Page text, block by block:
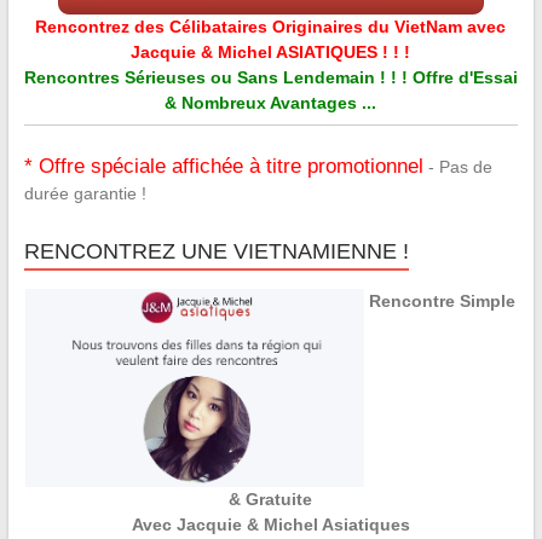
Rencontrez des Célibataires Originaires du VietNam avec
Jacquie & Michel ASIATIQUES ! ! !
Rencontres Sérieuses ou Sans Lendemain ! ! ! Offre d'Essai
& Nombreux Avantages ...
* Offre spéciale affichée à titre promotionnel - Pas de
durée garantie !
RENCONTREZ UNE VIETNAMIENNE !
Rencontre Simple
& Gratuite
Avec Jacquie & Michel Asiatiques